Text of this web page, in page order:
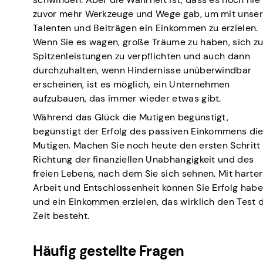
zuvor mehr Werkzeuge und Wege gab, um mit
Talenten und Beiträgen ein Einkommen zu erzielen.
Wenn Sie es wagen, große Träume zu haben, sich zu
Spitzenleistungen zu verpflichten und auch dann
durchzuhalten, wenn Hindernisse unüberwindbar
erscheinen, ist es möglich, ein Unternehmen
aufzubauen, das immer wieder etwas gibt.
Während das Glück die Mutigen begünstigt,
begünstigt der Erfolg des passiven Einkommens die
Mutigen. Machen Sie noch heute den ersten Schritt
Richtung der finanziellen Unabhängigkeit und des
freien Lebens, nach dem Sie sich sehnen. Mit harter
Arbeit und Entschlossenheit können Sie Erfolg
und ein Einkommen erzielen, das wirklich den Test
Zeit besteht.
Häufig gestellte Fragen